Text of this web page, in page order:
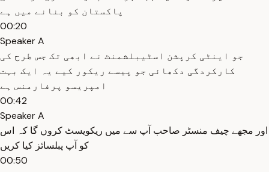
پاکستان کو بنانے میں ہے
00:20
Speaker A
جو اینٹی کرپشن اسٹیبلشمنٹ نے ابھی تک جس طرح کی
کارکردگی دکھائی جو پیسے ریکور کیے یہ ایک بہت
امپریسو پرفارمنس ہے
00:42
Speaker A
اور مجھے چیف منسٹر صاحب آپ سے میں ریکویسٹ کروں گا کہ اس
کو آپ پبلسائز کیا کریں
00:50